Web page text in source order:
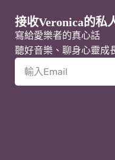
接收Veronica的私
寫給愛樂者的真心話
聽好音樂、聊身心靈成